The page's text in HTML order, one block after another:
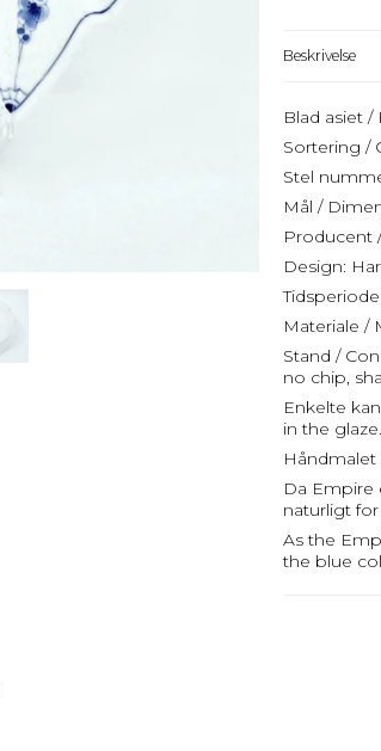
Beskrivelse
Blad asiet
Sortering /
Stel
Mål /
Producent
Design:
Materiale /
Stand /
no chip,
Enkelte
in the glaze.
Da Empire
naturligt
As the
the blue